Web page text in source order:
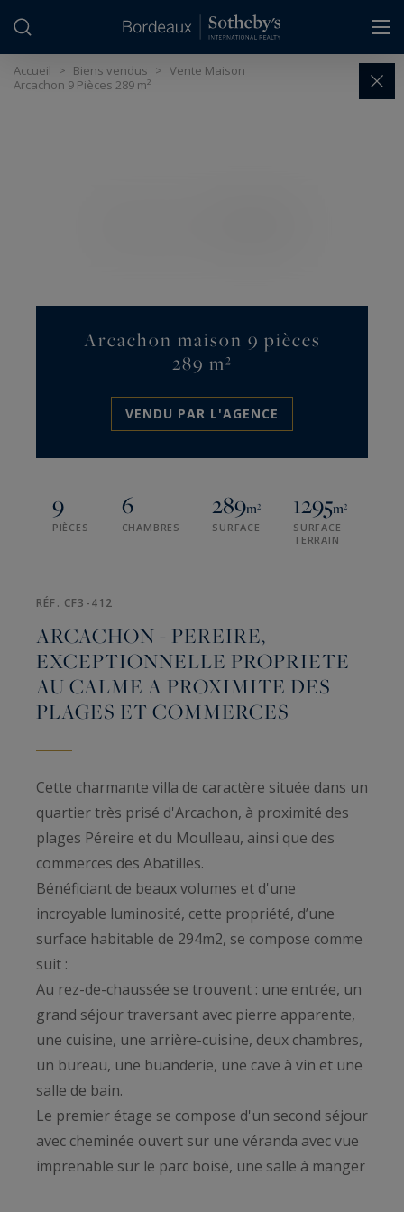
Accueil > Biens vendus > Vente Maison
Arcachon 9 Pièces 289 m²
Arcachon maison 9 pièces
289 m²
VENDU PAR L'AGENCE
9
PIÈCES
6
CHAMBRES
289m²
SURFACE
1295m²
SURFACE
TERRAIN
RÉF. CF3-412
ARCACHON - PEREIRE,
EXCEPTIONNELLE PROPRIETE
AU CALME A PROXIMITE DES
PLAGES ET COMMERCES
Cette charmante villa de caractère située dans un
quartier très prisé d'Arcachon, à proximité des
plages Péreire et du Moulleau, ainsi que des
commerces des Abatilles.
Bénéficiant de beaux volumes et d'une
incroyable luminosité, cette propriété, d’une
surface habitable de 294m2, se compose comme
suit :
Au rez-de-chaussée se trouvent : une entrée, un
grand séjour traversant avec pierre apparente,
une cuisine, une arrière-cuisine, deux chambres,
un bureau, une buanderie, une cave à vin et une
salle de bain.
Le premier étage se compose d'un second séjour
avec cheminée ouvert sur une véranda avec vue
imprenable sur le parc boisé, une salle à manger